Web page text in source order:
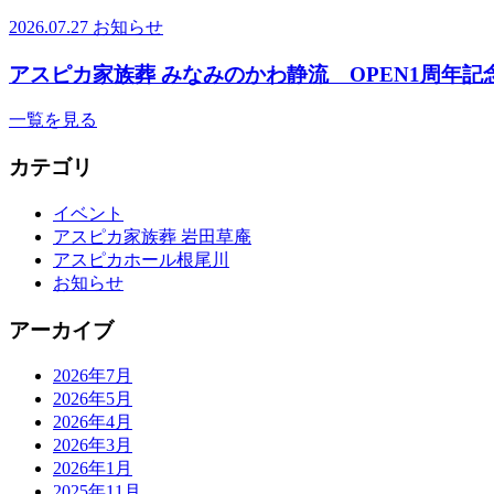
2026.07.27 お知らせ
アスピカ家族葬 みなみのかわ静流 OPEN1周年記
一覧を見る
カテゴリ
イベント
アスピカ家族葬 岩田草庵
アスピカホール根尾川
お知らせ
アーカイブ
2026年7月
2026年5月
2026年4月
2026年3月
2026年1月